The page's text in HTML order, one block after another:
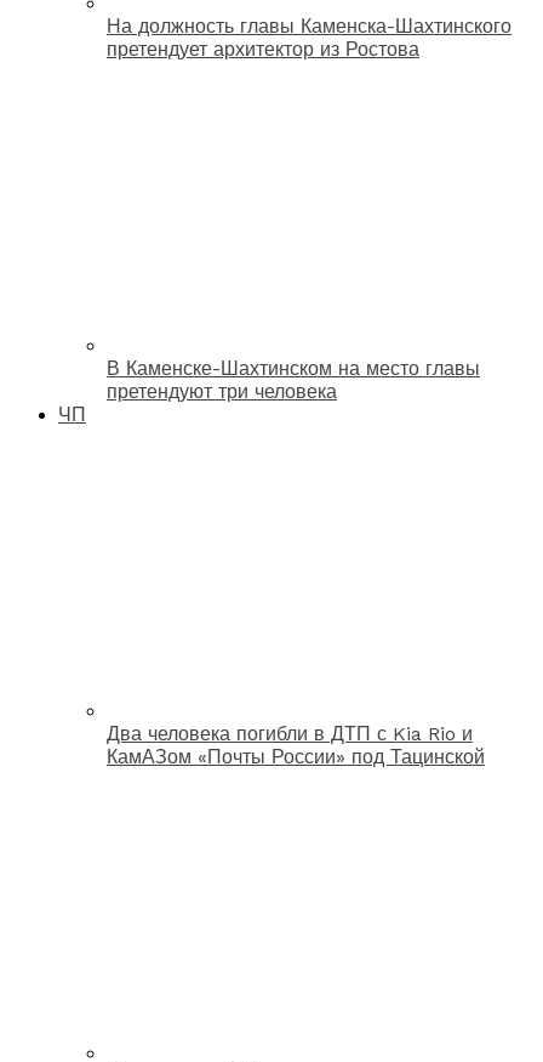
На должность главы Каменска-Шахтинского
претендует архитектор из Ростова
В Каменске-Шахтинском на место главы
претендуют три человека
ЧП
Два человека погибли в ДТП с Kia Rio и
КамАЗом «Почты России» под Тацинской